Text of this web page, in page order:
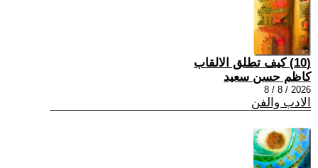
(10) كيف تطلق الالقاب
كاظم حسن سعيد
2026 / 8 / 8
الادب والفن